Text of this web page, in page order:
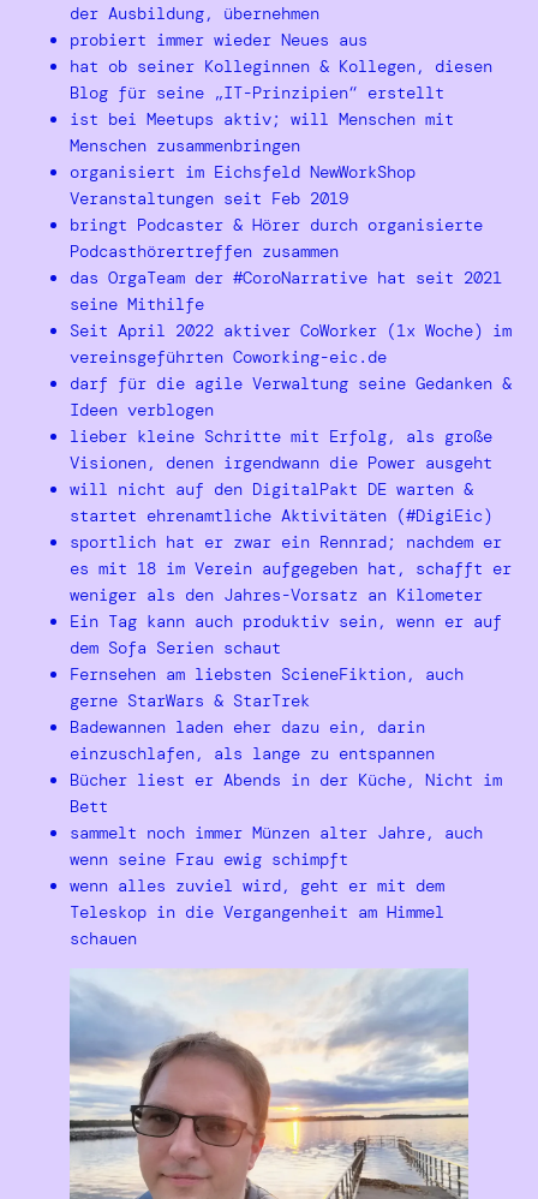
der Ausbildung, übernehmen
probiert immer wieder Neues aus
hat ob seiner Kolleginnen & Kollegen, diesen
Blog für seine „IT-Prinzipien“ erstellt
ist bei Meetups aktiv; will Menschen mit
Menschen zusammenbringen
organisiert im Eichsfeld NewWorkShop
Veranstaltungen seit Feb 2019
bringt Podcaster & Hörer durch organisierte
Podcasthörertreffen zusammen
das OrgaTeam der #CoroNarrative hat seit 2021
seine Mithilfe
Seit April 2022 aktiver CoWorker (1x Woche) im
vereinsgeführten Coworking-eic.de
darf für die agile Verwaltung seine Gedanken &
Ideen verblogen
lieber kleine Schritte mit Erfolg, als große
Visionen, denen irgendwann die Power ausgeht
will nicht auf den DigitalPakt DE warten &
startet ehrenamtliche Aktivitäten (#DigiEic)
sportlich hat er zwar ein Rennrad; nachdem er
es mit 18 im Verein aufgegeben hat, schafft er
weniger als den Jahres-Vorsatz an Kilometer
Ein Tag kann auch produktiv sein, wenn er auf
dem Sofa Serien schaut
Fernsehen am liebsten ScieneFiktion, auch
gerne StarWars & StarTrek
Badewannen laden eher dazu ein, darin
einzuschlafen, als lange zu entspannen
Bücher liest er Abends in der Küche, Nicht im
Bett
sammelt noch immer Münzen alter Jahre, auch
wenn seine Frau ewig schimpft
wenn alles zuviel wird, geht er mit dem
Teleskop in die Vergangenheit am Himmel
schauen